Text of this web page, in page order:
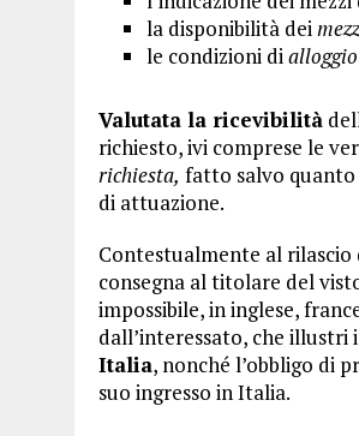
la disponibilità dei
le condizioni dialloggio
Valutata la ricevibilità
richiesto, ivi comprese le
richiesta, fatto salvo
di attuazione.
Contestualmente al
consegna al titolare del
impossibile, in inglese,
dall’interessato, che
Italia, nonché l’obbligo di
suo ingresso in Italia.